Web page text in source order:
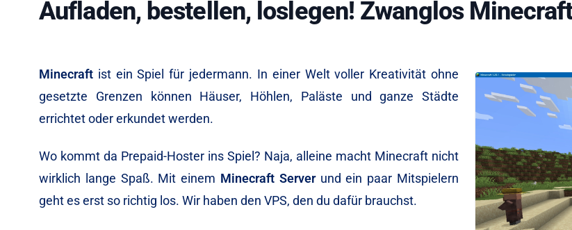
Aufladen, bestellen, loslegen! Zwanglos
Minecraft ist ein Spiel für jedermann. In einer Welt voller Kreativität ohne
gesetzte Grenzen können Häuser, Höhlen, Paläste und ganze Städte
errichtet oder erkundet werden.
Wo kommt da Prepaid-Hoster ins Spiel? Naja, alleine macht Minecraft nicht
wirklich lange Spaß. Mit einem Minecraft Serverund ein paar Mitspielern
geht es erst so richtig los. Wir haben den VPS, den du dafür brauchst.